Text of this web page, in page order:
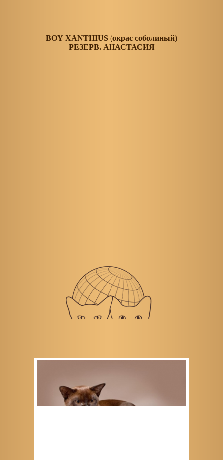
BOY XANTHIUS (окрас соболиный)
РЕЗЕРВ. АНАСТАСИЯ